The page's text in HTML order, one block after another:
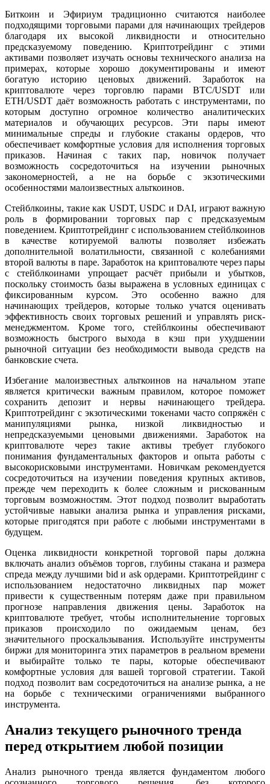
Биткоин и Эфириум традиционно считаются наиболее
подходящими торговыми парами для начинающих трейдеров
благодаря их высокой ликвидности и относительно
предсказуемому поведению. Криптотрейдинг с этими
активами позволяет изучать основы технического анализа на
примерах, которые хорошо документированы и имеют
богатую историю ценовых движений. Заработок на
криптовалюте через торговлю парами BTC/USDT или
ETH/USDT даёт возможность работать с инструментами, по
которым доступно огромное количество аналитических
материалов и обучающих ресурсов. Эти пары имеют
минимальные спреды и глубокие стаканы ордеров, что
обеспечивает комфортные условия для исполнения торговых
приказов. Начиная с таких пар, новичок получает
возможность сосредоточиться на изучении рыночных
закономерностей, а не на борьбе с экзотическими
особенностями малоизвестных альткоинов.
Стейблкоины, такие как USDT, USDC и DAI, играют важную
роль в формировании торговых пар с предсказуемым
поведением. Криптотрейдинг с использованием стейблкоинов
в качестве котируемой валюты позволяет избежать
дополнительной волатильности, связанной с колебаниями
второй валюты в паре. Заработок на криптовалюте через пары
с стейблкоинами упрощает расчёт прибыли и убытков,
поскольку стоимость базы выражена в условных единицах с
фиксированным курсом. Это особенно важно для
начинающих трейдеров, которые только учатся оценивать
эффективность своих торговых решений и управлять риск-
менеджментом. Кроме того, стейблкоины обеспечивают
возможность быстрого выхода в кэш при ухудшении
рыночной ситуации без необходимости вывода средств на
банковские счета.
Избегание малоизвестных альткоинов на начальном этапе
является критически важным правилом, которое поможет
сохранить депозит и нервы начинающего трейдера.
Криптотрейдинг с экзотическими токенами часто сопряжён с
манипуляциями рынка, низкой ликвидностью и
непредсказуемыми ценовыми движениями. Заработок на
криптовалюте через такие активы требует глубокого
понимания фундаментальных факторов и опыта работы с
высокорисковыми инструментами. Новичкам рекомендуется
сосредоточиться на изучении поведения крупных активов,
прежде чем переходить к более сложным и рискованным
торговым возможностям. Этот подход позволит выработать
устойчивые навыки анализа рынка и управления рисками,
которые пригодятся при работе с любыми инструментами в
будущем.
Оценка ликвидности конкретной торговой пары должна
включать анализ объёмов торгов, глубины стакана и размера
спреда между лучшими bid и ask ордерами. Криптотрейдинг с
использованием недостаточно ликвидных пар может
привести к существенным потерям даже при правильном
прогнозе направления движения цены. Заработок на
криптовалюте требует, чтобы исполнительнение торговых
приказов происходило по ожидаемым ценам, без
значительного проскальзывания. Используйте инструменты
биржи для мониторинга этих параметров в реальном времени
и выбирайте только те пары, которые обеспечивают
комфортные условия для вашей торговой стратегии. Такой
подход позволит вам сосредоточиться на анализе рынка, а не
на борьбе с техническими ограничениями выбранного
инструмента.
Анализ текущего рыночного тренда
перед открытием любой позиции
Анализ рыночного тренда является фундаментом любого